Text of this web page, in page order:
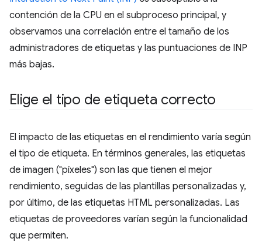
contención de la CPU en el subproceso principal, y
observamos una correlación entre el tamaño de los
administradores de etiquetas y las puntuaciones de INP
más bajas.
Elige el tipo de etiqueta correcto
El impacto de las etiquetas en el rendimiento varía según
el tipo de etiqueta. En términos generales, las etiquetas
de imagen ("píxeles") son las que tienen el mejor
rendimiento, seguidas de las plantillas personalizadas y,
por último, de las etiquetas HTML personalizadas. Las
etiquetas de proveedores varían según la funcionalidad
que permiten.